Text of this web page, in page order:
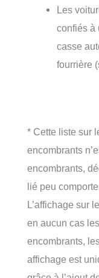
Les
confiés à
casse
fourrière
* Cette liste sur
encombrants
encombrants,
lié peu
L’affichage sur
en aucun cas
encombrants,
affichage est